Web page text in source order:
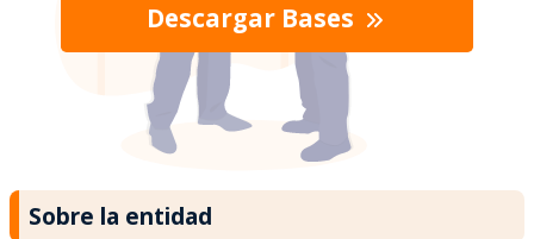
Descargar Bases
Sobre la entidad